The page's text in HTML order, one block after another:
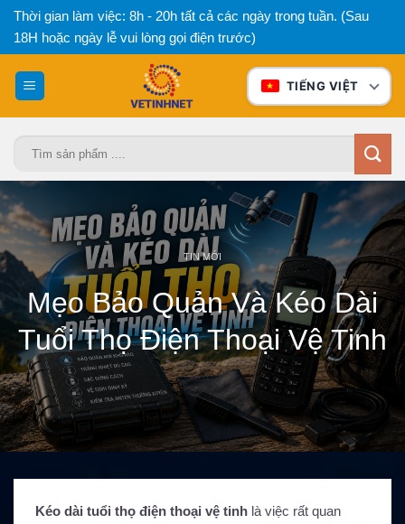
Bỏ
qua
nội
dung
Thời gian làm việc: 8h - 20h tất cả các ngày trong tuần. (Sau
18H hoặc ngày lễ vui lòng gọi điện trước)
TIẾNG VIỆT
TIN MỚI
Mẹo Bảo Quản Và Kéo Dài
Tuổi Thọ Điện Thoại Vệ Tinh
Kéo dài tuổi thọ điện thoại vệ tinh là việc rất quan